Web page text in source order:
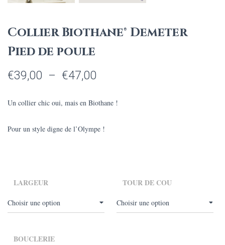
Collier Biothane® Demeter
Pied de poule
€39,00 – €47,00
€39,00
Un collier chic oui, mais en Biothane !
Pour un style digne de l’Olympe !
LARGEUR TOUR DE COU
BOUCLERIE